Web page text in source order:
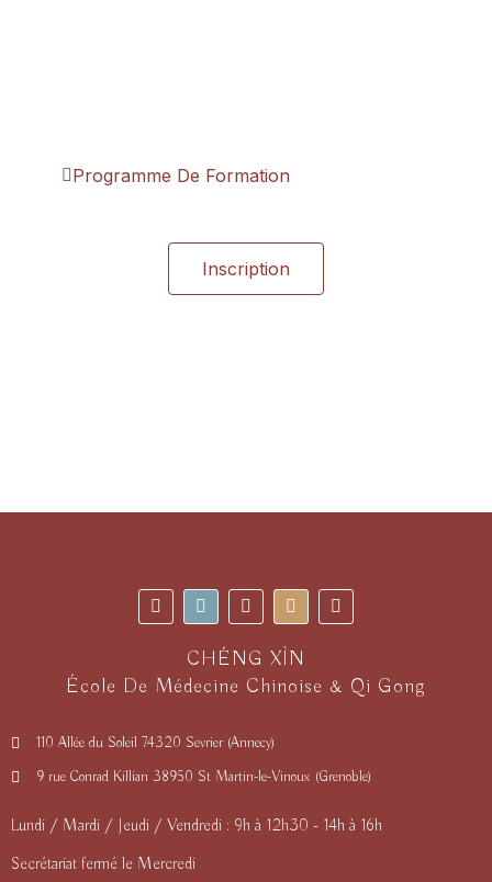
Programme De Formation
Inscription
CHÉNG XÌN
École De Médecine Chinoise & Qi Gong
110 Allée du Soleil 74320 Sevrier (Annecy)
9 rue Conrad Killian 38950 St Martin-le-Vinoux (Grenoble)
Lundi / Mardi / Jeudi / Vendredi : 9h à 12h30 - 14h à 16h
Secrétariat fermé le Mercredi